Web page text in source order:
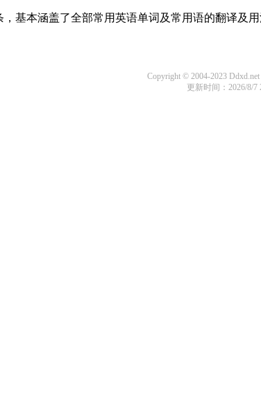
基本涵盖了全部常用英语单词及常用语的翻译及
Copyright © 2004-2023
更新时间：2026/8/7